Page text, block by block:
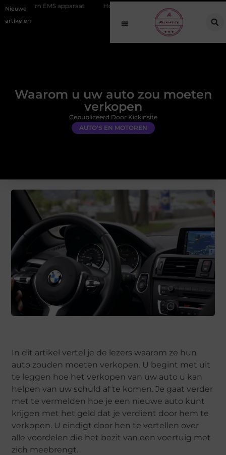
Nieuwe
artikelen
Hoe online vindbaarheid verandert in 2026
Waarom u uw auto zou moeten
verkopen
AUTO'S EN MOTOREN
Gepubliceerd Door Kickinsite
In dit artikel vertel je de lezers waarom ze hun
auto zouden moeten verkopen. U begint met uit
te leggen hoe het verkopen van uw auto u kan
helpen van uw schuld af te komen. Je gaat verder
met te vermelden hoe je een nieuwe auto kunt
krijgen met het geld dat je verdient door hem te
verkopen. U eindigt door hen te vertellen over
alle voordelen die het bezit van een voertuig met
zich meebrengt.